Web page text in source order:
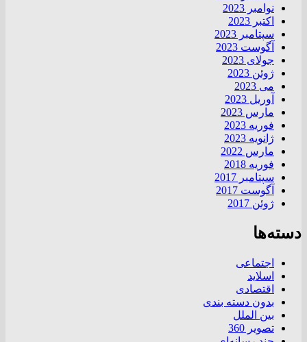
نوامبر 2023
اکتبر 2023
سپتامبر 2023
آگوست 2023
جولای 2023
ژوئن 2023
می 2023
آوریل 2023
مارس 2023
فوریه 2023
ژانویه 2023
مارس 2022
فوریه 2018
سپتامبر 2017
آگوست 2017
ژوئن 2017
دسته‌ها
اجتماعی
اسلاید
اقتصادی
بدون دسته بندی
بین الملل
تصویر 360